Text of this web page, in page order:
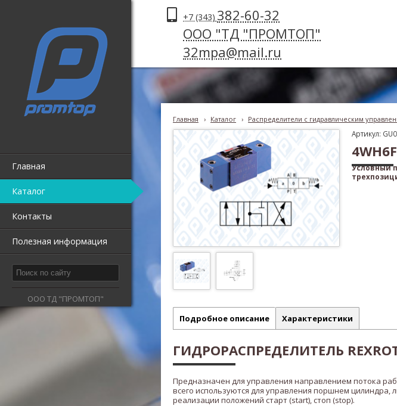
Главная
Каталог
Контакты
Полезная информация
ООО ТД "ПРОМТОП"
+7 (343) 382-60-32
ООО "ТД "ПРОМТОП"
32mpa@mail.ru
Главная › Каталог › Распределители с гидравлическим
Артикул:
4WH6F
Условный
Подробное описание Характеристики
ГИДРОРАСПРЕДЕЛИТЕЛЬ
Предназначен для управления направлением потока
всего используются для управления поршнем цилиндра,
реализации положений старт (start), стоп (stop).